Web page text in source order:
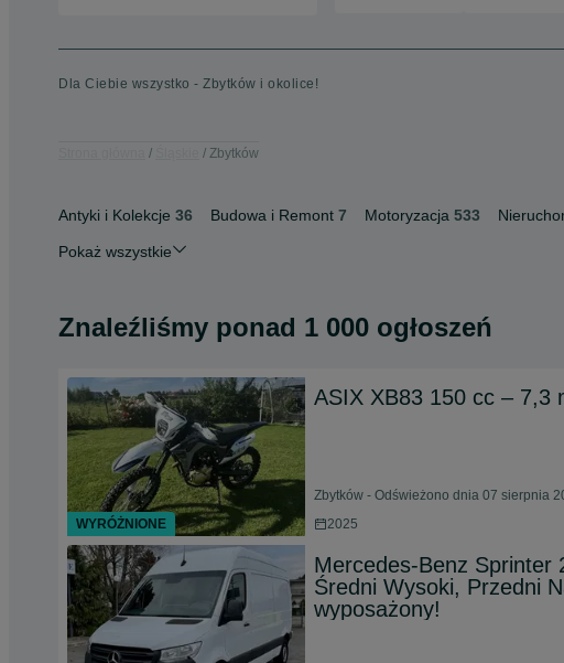
Dla Ciebie wszystko - Zbytków i okolice!
Zbytków
Antyki i Kolekcje 36 Budowa i Remont 7 Motoryzacja 533
Pokaż wszystkie
Znaleźliśmy ponad 1 000 ogłoszeń
ASIX XB83 150 cc – 7,3
Zbytków - Odświeżono dnia 07 sierpnia
2025
Mercedes-Benz Sprinter
Średni Wysoki, Przedni
wyposażony!
WYRÓŻNIONE